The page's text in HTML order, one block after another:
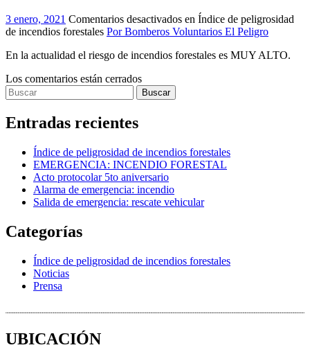
3 enero, 2021 Comentarios desactivados en Índice de peligrosidad
de incendios forestales Por Bomberos Voluntarios El Peligro
En la actualidad el riesgo de incendios forestales es MUY ALTO.
Los comentarios están cerrados
Entradas recientes
Índice de peligrosidad de incendios forestales
EMERGENCIA: INCENDIO FORESTAL
Acto protocolar 5to aniversario
Alarma de emergencia: incendio
Salida de emergencia: rescate vehicular
Categorías
Índice de peligrosidad de incendios forestales
Noticias
Prensa
UBICACIÓN